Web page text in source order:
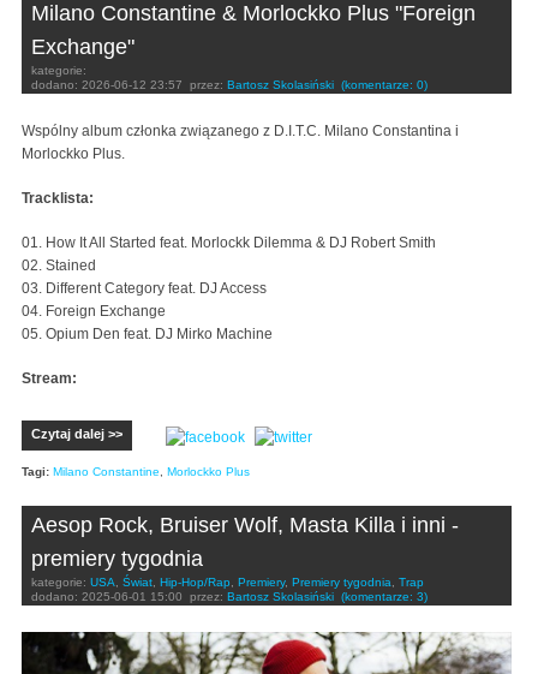
Milano Constantine & Morlockko Plus "Foreign
Exchange"
kategorie:
dodano: 2026-06-12 23:57 przez: Bartosz Skolasiński (komentarze: 0)
Wspólny album członka związanego z D.I.T.C. Milano Constantina i
Morlockko Plus.
Tracklista:
01. How It All Started feat. Morlockk Dilemma & DJ Robert Smith
02. Stained
03. Different Category feat. DJ Access
04. Foreign Exchange
05. Opium Den feat. DJ Mirko Machine
Stream:
Czytaj dalej >>
Tagi: Milano Constantine Morlockko Plus
Aesop Rock, Bruiser Wolf, Masta Killa i inni -
premiery tygodnia
kategorie: USA Świat Hip-Hop/Rap Premiery, Premiery tygodnia
Trap
dodano: 2025-06-01 15:00 przez: Bartosz Skolasiński (komentarze: 3)